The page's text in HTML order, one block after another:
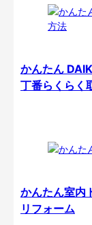
かんたん
丁番らくらく
かんたん室内
リフォーム